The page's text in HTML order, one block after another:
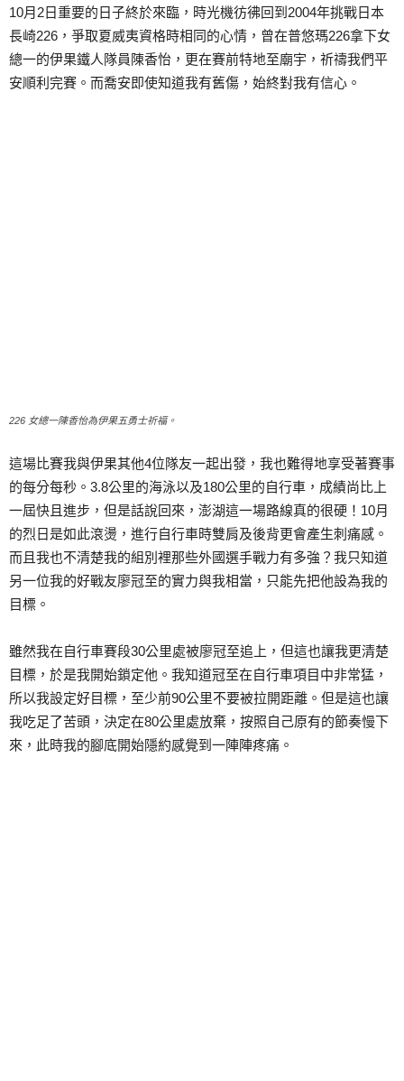
10月2日重要的日子終於來臨，時光機彷彿回到2004年挑戰日本
長崎226，爭取夏威夷資格時相同的心情，曾在普悠瑪226拿下女
總一的伊果鐵人隊員陳香怡，更在賽前特地至廟宇，祈禱我們平
安順利完賽。而喬安即使知道我有舊傷，始終對我有信心。
226 女總一陳香怡為伊果五勇士祈福。
這場比賽我與伊果其他4位隊友一起出發，我也難得地享受著賽事
的每分每秒。3.8公里的海泳以及180公里的自行車，成績尚比上
一屆快且進步，但是話說回來，澎湖這一場路線真的很硬！10月
的烈日是如此滾燙，進行自行車時雙肩及後背更會產生刺痛感。
而且我也不清楚我的組別裡那些外國選手戰力有多強？我只知道
另一位我的好戰友廖冠至的實力與我相當，只能先把他設為我的
目標。
雖然我在自行車賽段30公里處被廖冠至追上，但這也讓我更清楚
目標，於是我開始鎖定他。我知道冠至在自行車項目中非常猛，
所以我設定好目標，至少前90公里不要被拉開距離。但是這也讓
我吃足了苦頭，決定在80公里處放棄，按照自己原有的節奏慢下
來，此時我的腳底開始隱約感覺到一陣陣疼痛。